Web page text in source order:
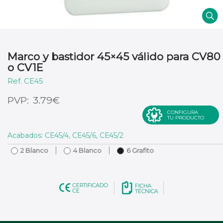
Marco y bastidor 45×45 válido para CV80
o CV1E
3.79€
CE45
CONFIGURA
TU PRODUCTO
Acabados: CE45/4, CE45/6, CE45/2
2 Blanco 4 Blanco 6 Grafito